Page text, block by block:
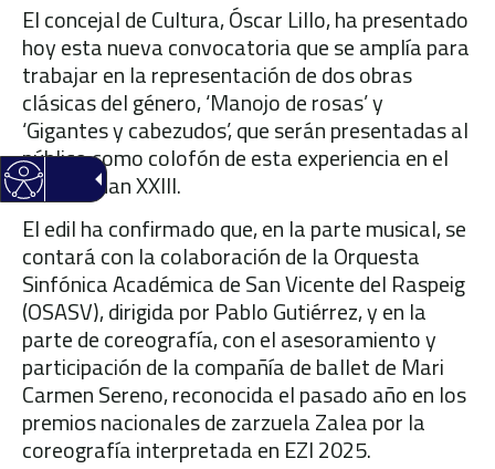
El concejal de Cultura, Óscar Lillo, ha presentado
hoy esta nueva convocatoria que se amplía para
trabajar en la representación de dos obras
clásicas del género, ‘Manojo de rosas’ y
‘Gigantes y cabezudos’, que serán presentadas al
público como colofón de esta experiencia en el
parque Juan XXIII.
El edil ha confirmado que, en la parte musical, se
contará con la colaboración de la Orquesta
Sinfónica Académica de San Vicente del Raspeig
(OSASV), dirigida por Pablo Gutiérrez, y en la
parte de coreografía, con el asesoramiento y
participación de la compañía de ballet de Mari
Carmen Sereno, reconocida el pasado año en los
premios nacionales de zarzuela Zalea por la
coreografía interpretada en EZI 2025.